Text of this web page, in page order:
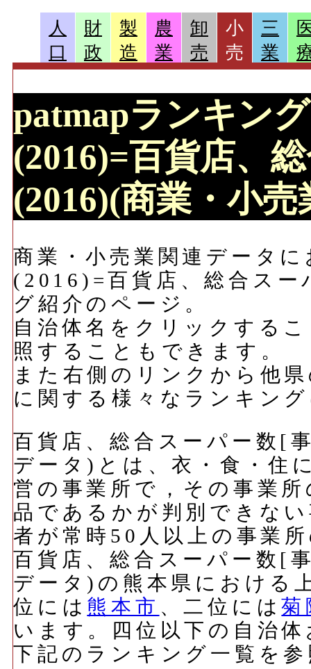
人
口
財
政
製
造
農
業
卸
売
小
売
三
業
patmapランキン
(2016)=百貨店、
(2016)(商業・小
商業・小売業関連データ
(2016)=百貨店、総合ス
グ紹介のページ。
自治体名をクリックする
照することもできます。
また右側のリンクから他
に関する様々なランキン
百貨店、総合スーパー数[
データ)とは、衣・食・住
営の事業所で，その事業
品であるかが判別できな
者が常時50人以上の事業
百貨店、総合スーパー数[
データ)の熊本県における
位には 熊本市 、二位には菊
います。四位以下の自治
下記のランキング一覧を